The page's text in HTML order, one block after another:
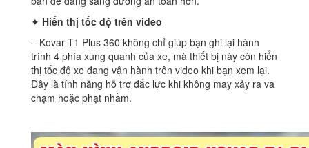
✦ Hiển thị tốc độ trên video
– Kovar T1 Plus 360 không chỉ giúp bạn ghi lại hành
trình 4 phía xung quanh của xe, mà thiết bị này còn hiển
thị tốc độ xe đang vận hành trên video khi bạn xem lại.
Đây là tính năng hỗ trợ đắc lực khi không may xảy ra va
chạm hoặc phạt nhầm.